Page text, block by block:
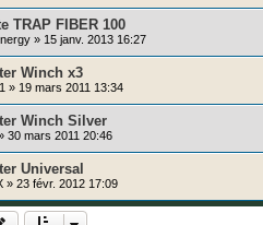
TRAP FIBER 100
» 15 janv. 2013 16:27
Winch x3
» 19 mars 2011 13:34
Winch Silver
30 mars 2011 20:46
Universal
» 23 févr. 2012 17:09